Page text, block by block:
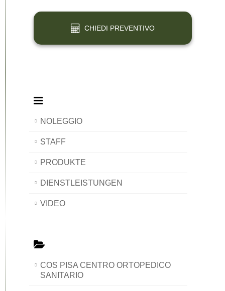
CHIEDI PREVENTIVO
NOLEGGIO
STAFF
PRODUKTE
DIENSTLEISTUNGEN
VIDEO
COS PISA CENTRO ORTOPEDICO
SANITARIO